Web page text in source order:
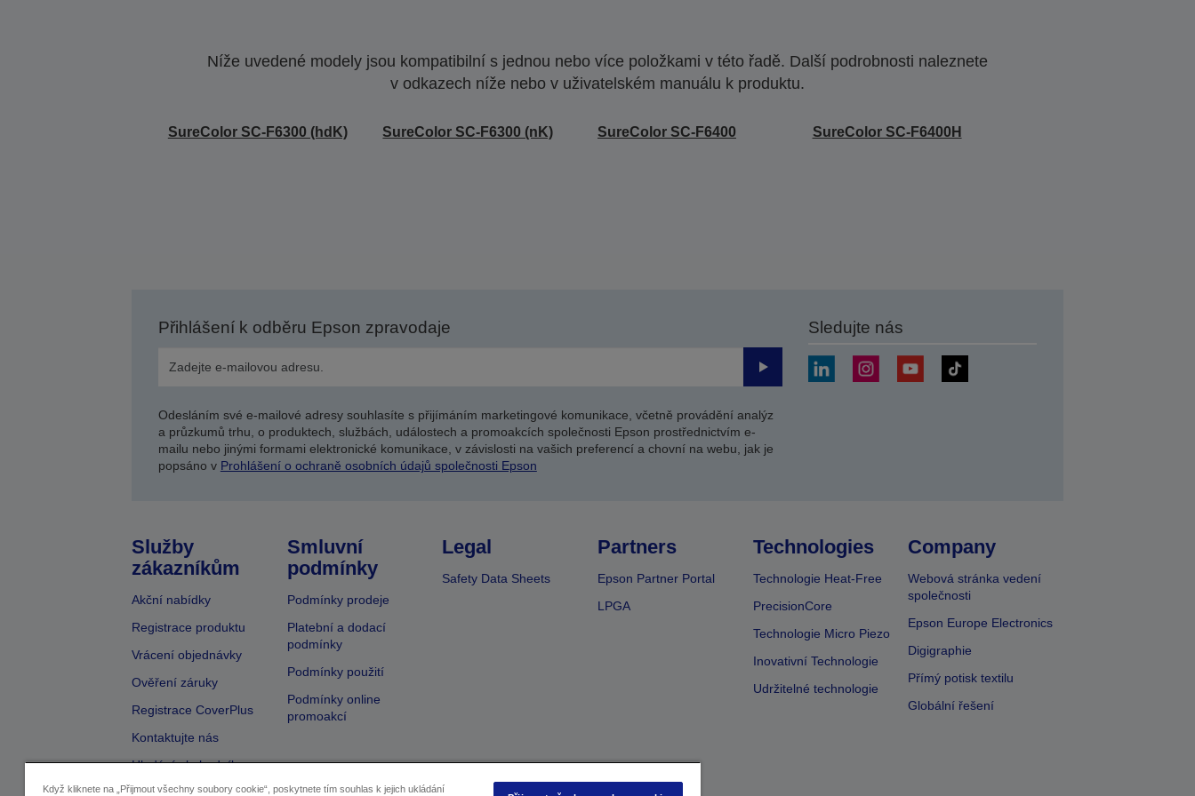
Níže uvedené modely jsou kompatibilní s jednou nebo více položkami v této řadě. Další podrobnosti naleznete
v odkazech níže nebo v uživatelském manuálu k produktu.
SureColor SC-F6300 (hdK) SureColor SC-F6300 (nK) SureColor SC-F6400 SureColor SC-F6400H
Přihlášení k odběru Epson zpravodaje
Odeslat
Odesláním své e-mailové adresy souhlasíte s přijímáním marketingové komunikace, včetně provádění analýz
a průzkumů trhu, o produktech, službách, událostech a promoakcích společnosti Epson prostřednictvím e-
mailu nebo jinými formami elektronické komunikace, v závislosti na vašich preferencí a chovní na webu, jak je
popsáno v Prohlášení o ochraně osobních údajů společnosti Epson
Sledujte nás
Služby
zákazníkům
Akční nabídky
Registrace produktu
Vrácení objednávky
Ověření záruky
Registrace CoverPlus
Kontaktujte nás
Hledání obchodníka
Smluvní
podmínky
Podmínky prodeje
Platební a dodací
podmínky
Podmínky použití
Podmínky online
promoakcí
Legal
Safety Data Sheets
Partners
Epson Partner Portal
LPGA
Technologies
Technologie Heat-Free
PrecisionCore
Technologie Micro Piezo
Inovativní Technologie
Udržitelné technologie
Company
Webová stránka vedení
společnosti
Epson Europe Electronics
Digigraphie
Přímý potisk textilu
Globální řešení
Když kliknete na „Přijmout všechny soubory cookie“, poskytnete tím souhlas k jejich ukládání